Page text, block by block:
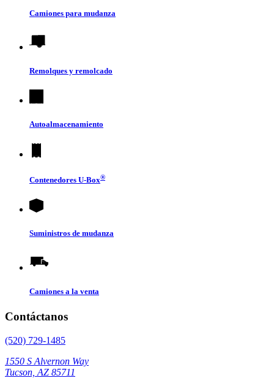
Camiones para mudanza
Remolques y remolcado
Autoalmacenamiento
Contenedores U-Box®
Suministros de mudanza
Camiones a la venta
Contáctanos
(520) 729-1485
1550 S Alvernon Way
Tucson, AZ 85711